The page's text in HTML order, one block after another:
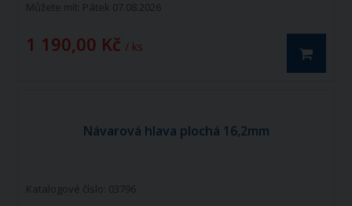
Můžete mít: Pátek 07.08.2026
1 190,00 Kč / ks
Návarová hlava plochá 16,2mm
Katalogové číslo: 03796